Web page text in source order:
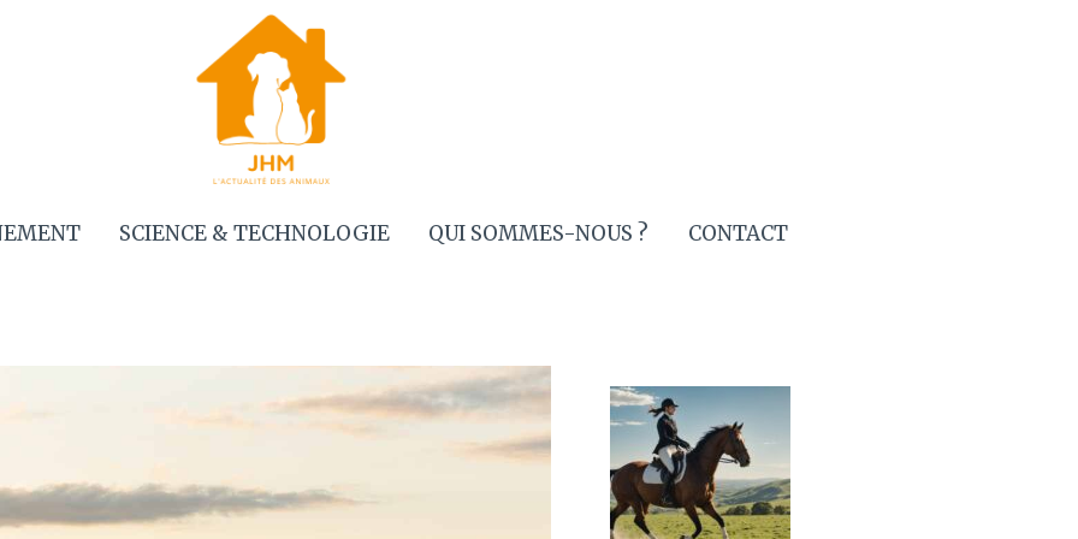
SCIENCE & TECHNOLOGIE QUI SOMMES-NOUS ? CONTACT